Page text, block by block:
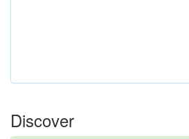
Discover